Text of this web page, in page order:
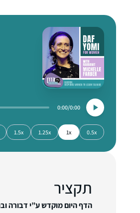
0:00
0:00
0.5x
1x
1.25x
1.5x
תקציר
הדף היום מוקדש ע”י דבורה